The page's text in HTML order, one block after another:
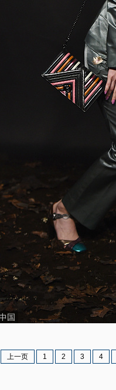
上一页 1 2 3 4